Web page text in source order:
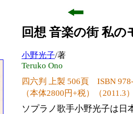
回想 音楽の街 私の
小野光子/著
Teruko Ono
四六判 上製 506頁 ISBN
（本体2800円+税）（2011.3
ソプラノ歌手小野光子は日